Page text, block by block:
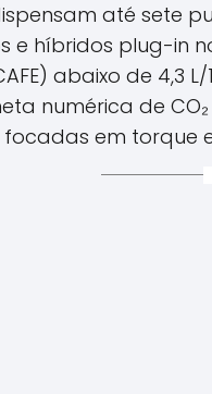
até sete
e híbridos plug-
abaixo de 4,3 L/
numérica de
em torque